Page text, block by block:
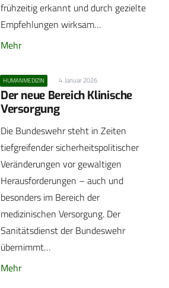
frühzeitig erkannt und durch gezielte
Empfehlungen wirksam…
Mehr
HUMANMEDIZIN 4. Januar 2026
Der neue Bereich Klinische
Versorgung
Die Bundeswehr steht in Zeiten
tiefgreifender sicherheitspolitischer
Veränderungen vor gewaltigen
Herausforderungen – auch und
besonders im Bereich der
medizinischen Versorgung. Der
Sanitätsdienst der Bundeswehr
übernimmt…
Mehr